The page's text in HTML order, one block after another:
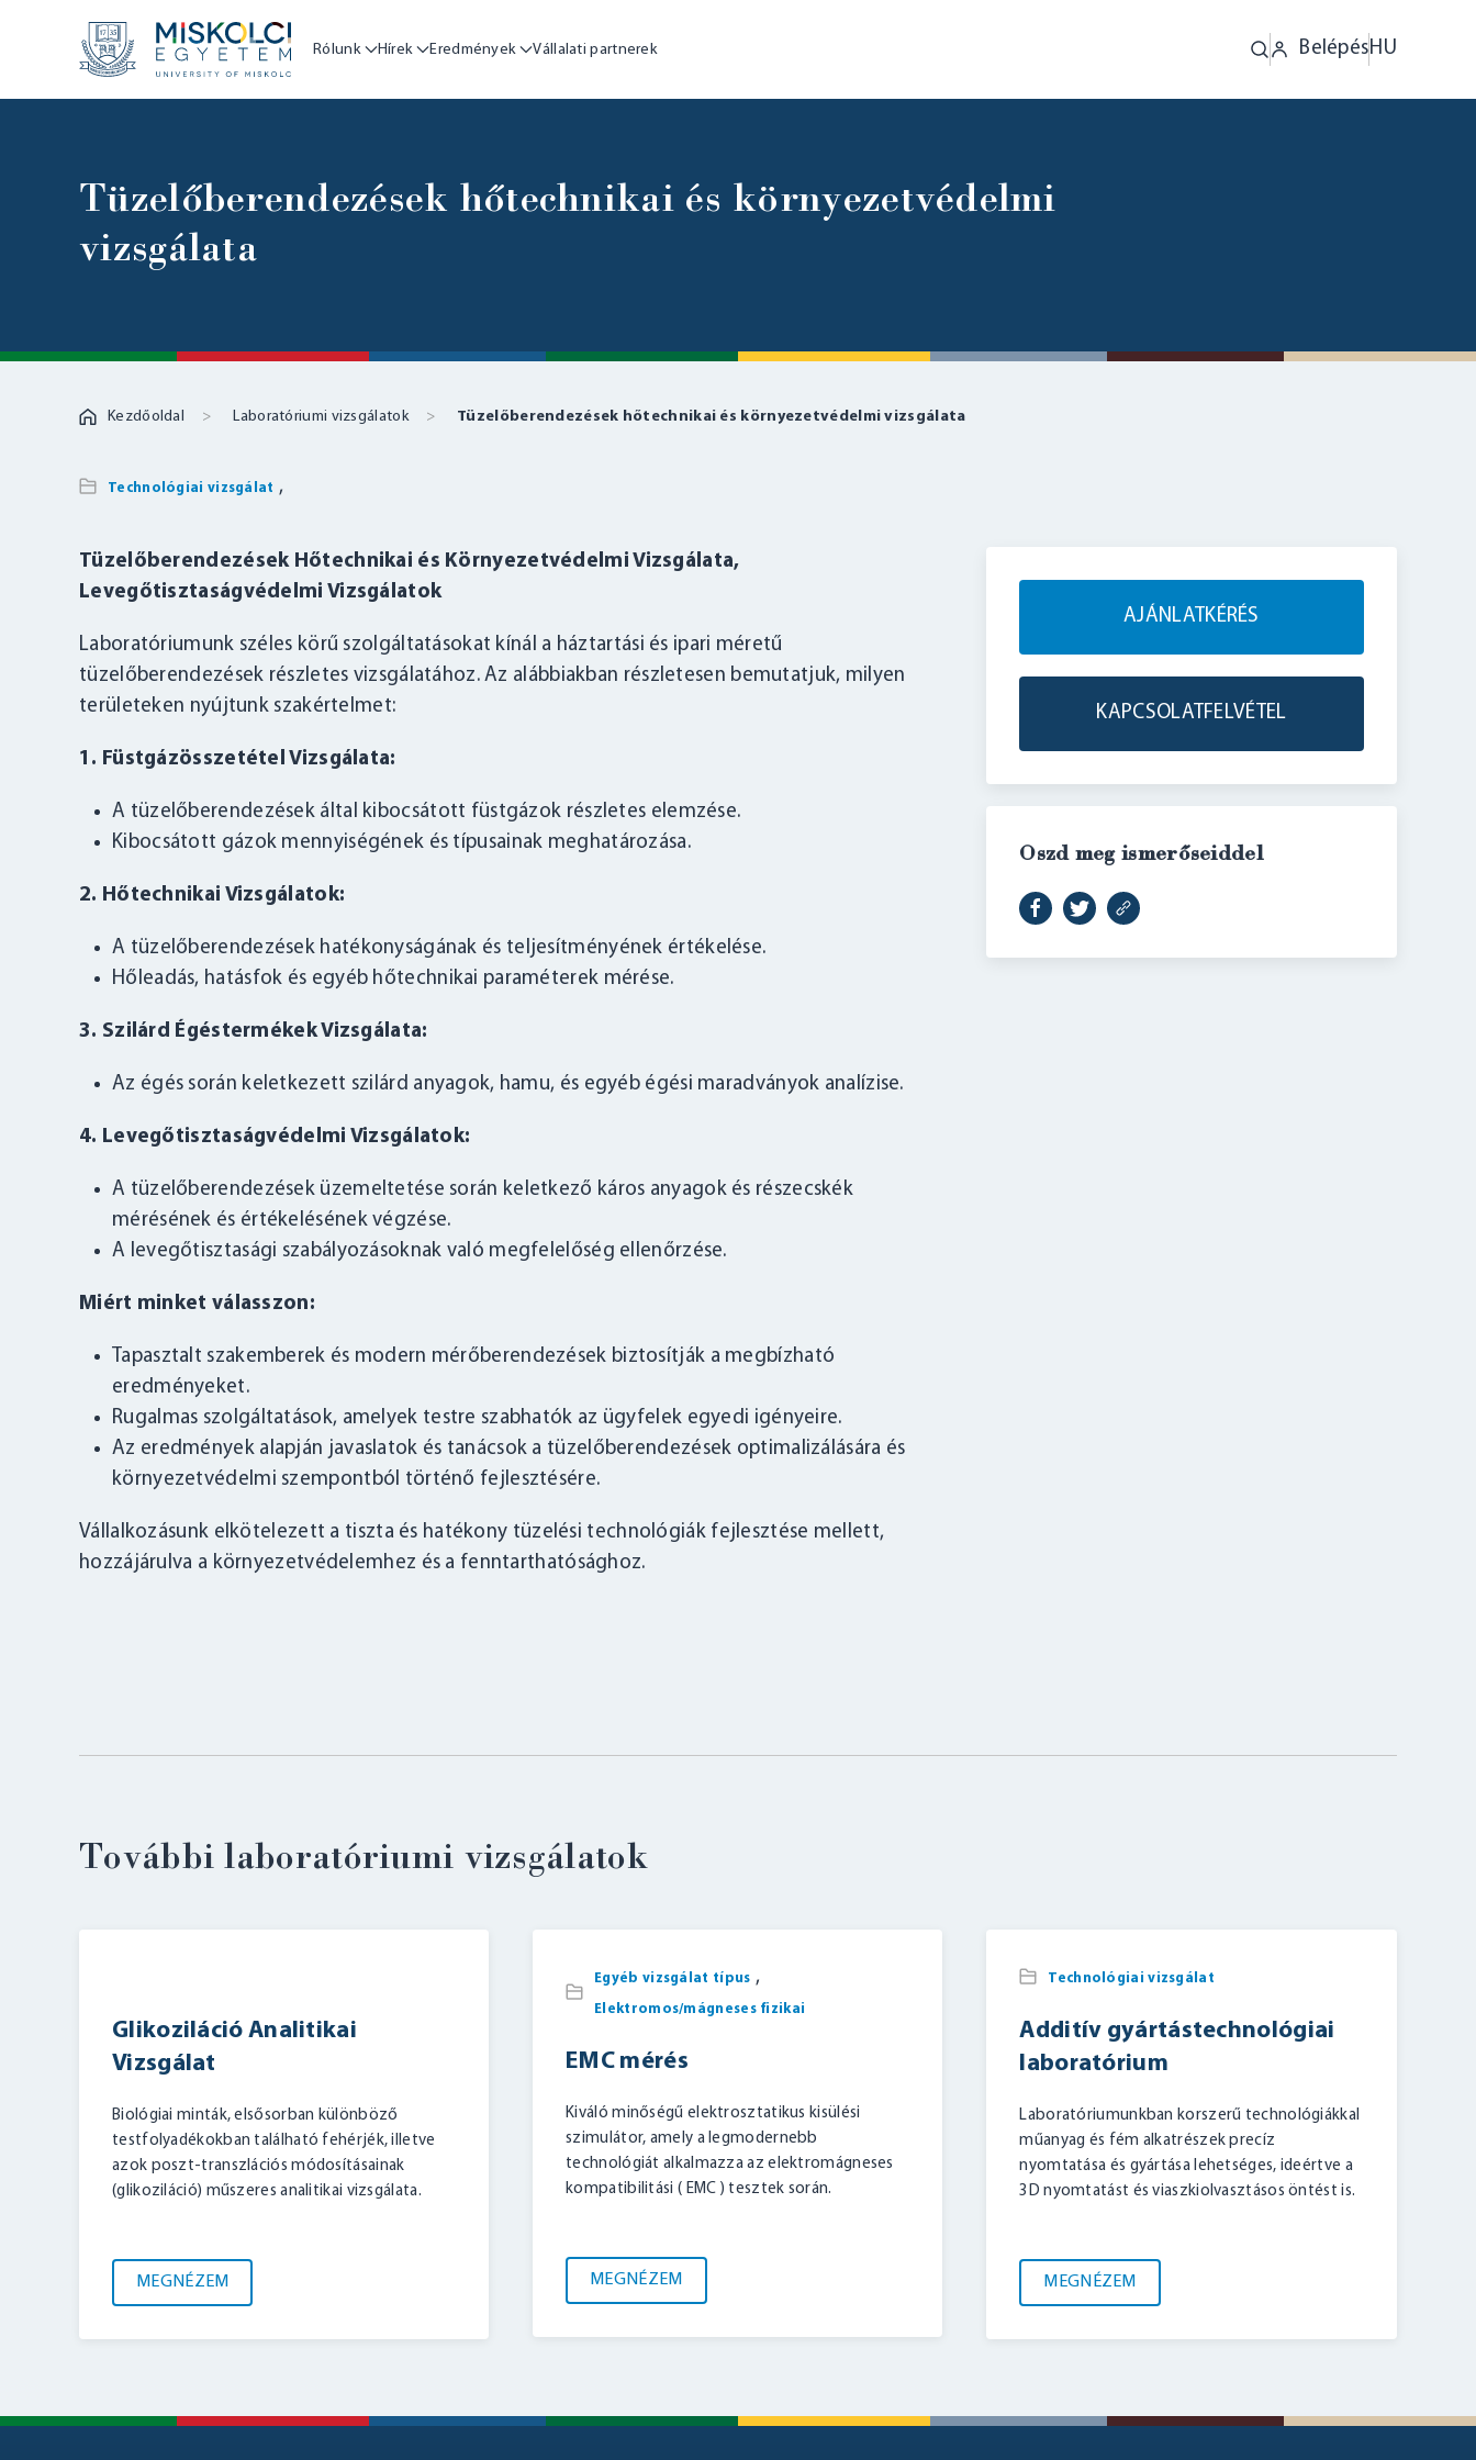
Rólunk Hírek Eredmények Vállalati partnerek BelépésHU
Tüzelőberendezések hőtechnikai és környezetvédelmi
vizsgálata
Kezdőoldal Laboratóriumi vizsgálatok Tüzelőberendezések hőtechnikai és környezetvédelmi vizsgálata
Technológiai vizsgálat ,
Tüzelőberendezések Hőtechnikai és Környezetvédelmi Vizsgálata,
Levegőtisztaságvédelmi Vizsgálatok
Laboratóriumunk széles körű szolgáltatásokat kínál a háztartási és ipari méretű
tüzelőberendezések részletes vizsgálatához. Az alábbiakban részletesen bemutatjuk, milyen
területeken nyújtunk szakértelmet:
1. Füstgázösszetétel Vizsgálata:
A tüzelőberendezések által kibocsátott füstgázok részletes elemzése.
Kibocsátott gázok mennyiségének és típusainak meghatározása.
2. Hőtechnikai Vizsgálatok:
A tüzelőberendezések hatékonyságának és teljesítményének értékelése.
Hőleadás, hatásfok és egyéb hőtechnikai paraméterek mérése.
3. Szilárd Égéstermékek Vizsgálata:
Az égés során keletkezett szilárd anyagok, hamu, és egyéb égési maradványok analízise.
4. Levegőtisztaságvédelmi Vizsgálatok:
A tüzelőberendezések üzemeltetése során keletkező káros anyagok és részecskék
mérésének és értékelésének végzése.
A levegőtisztasági szabályozásoknak való megfelelőség ellenőrzése.
Miért minket válasszon:
Tapasztalt szakemberek és modern mérőberendezések biztosítják a megbízható
eredményeket.
Rugalmas szolgáltatások, amelyek testre szabhatók az ügyfelek egyedi igényeire.
Az eredmények alapján javaslatok és tanácsok a tüzelőberendezések optimalizálására és
környezetvédelmi szempontból történő fejlesztésére.
Vállalkozásunk elkötelezett a tiszta és hatékony tüzelési technológiák fejlesztése mellett,
hozzájárulva a környezetvédelemhez és a fenntarthatósághoz.
AJÁNLATKÉRÉS
KAPCSOLATFELVÉTEL
Oszd meg ismerőseiddel
További laboratóriumi vizsgálatok
Glikoziláció Analitikai
Vizsgálat
Biológiai minták, elsősorban különböző
testfolyadékokban található fehérjék, illetve
azok poszt-transzlációs módosításainak
(glikoziláció) műszeres analitikai vizsgálata.
MEGNÉZEM
Egyéb vizsgálat típus ,
Elektromos/mágneses fizikai
EMC mérés
Kiváló minőségű elektrosztatikus kisülési
szimulátor, amely a legmodernebb
technológiát alkalmazza az elektromágneses
kompatibilitási ( EMC ) tesztek során.
MEGNÉZEM
Technológiai vizsgálat
Additív gyártástechnológiai
laboratórium
Laboratóriumunkban korszerű technológiákkal
műanyag és fém alkatrészek precíz
nyomtatása és gyártása lehetséges, ideértve a
3D nyomtatást és viaszkiolvasztásos öntést is.
MEGNÉZEM